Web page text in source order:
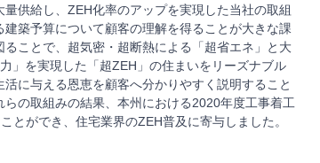
供給し、ZEH化率のアップを実現した当社の取組
築予算について顧客の理解を得ることが大きな課
ことで、超気密・超断熱による「超省エネ」と大
」を実現した「超ZEH」の住まいをリーズナブル
に与える恩恵を顧客へ分かりやすく説明すること
の取組みの結果、本州における2020年度工事着工
ができ、住宅業界のZEH普及に寄与しました。